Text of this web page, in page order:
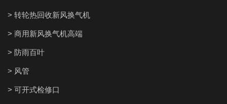
> 转轮热回收新风换气机
> 商用新风换气机高端
> 防雨百叶
> 风管
> 可开式检修口